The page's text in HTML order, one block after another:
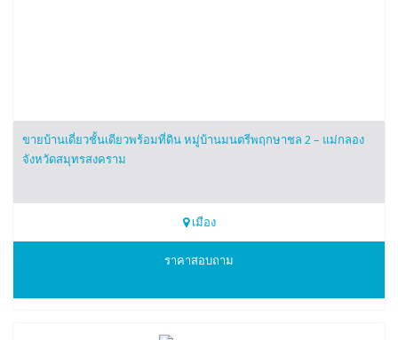
0834815891
ขายบ้านเดี่ยวชั้นเดียวพร้อมที่ดิน หมู่บ้านมนตรีพฤกษาชล 2 – แม่กลอง
จังหวัดสมุทรสงคราม
เมือง
ราคาสอบถาม